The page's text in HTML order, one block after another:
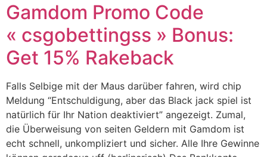
Gamdom Promo Code
« csgobettingss » Bonus:
Get 15% Rakeback
Falls Selbige mit der Maus darüber fahren, wird chip
Meldung “Entschuldigung, aber das Black jack spiel ist
natürlich für Ihr Nation deaktiviert” angezeigt. Zumal,
die Überweisung von seiten Geldern mit Gamdom ist
echt schnell, unkompliziert und sicher. Alle Ihre Gewinne